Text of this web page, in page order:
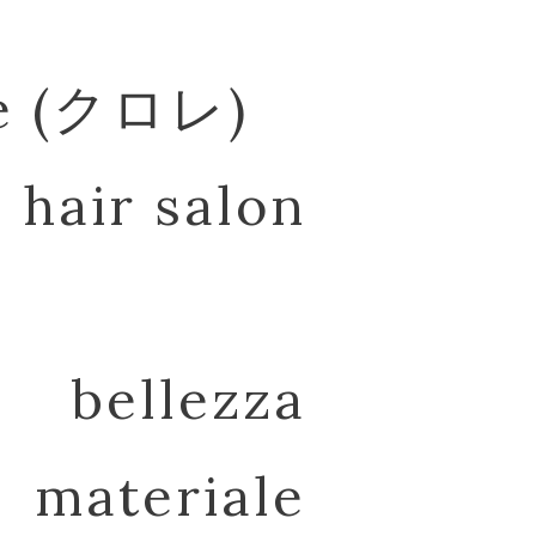
(クロレ)
hair salon
bellezza
materiale